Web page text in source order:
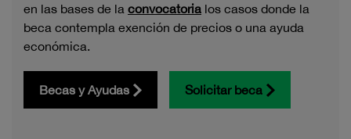
en las bases de la convocatoria los casos donde la
beca contempla exención de precios o una ayuda
económica.
Becas y Ayudas Solicitar beca